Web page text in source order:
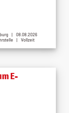
| 08.08.2026
| Vollzeit
E-